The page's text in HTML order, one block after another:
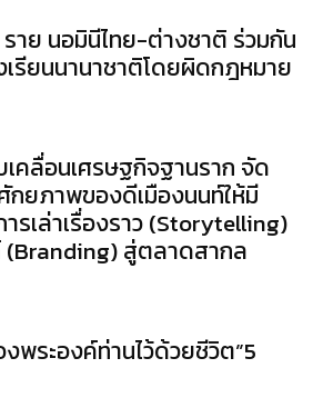
าย นอมินีไทย-ต่างชาติ ร่วมกัน
เรียนนานาชาติโดยผิดกฎหมาย
คลื่อนเศรษฐกิจฐานราก จัด
ยภาพของดีเมืองนนท์ให้มี
รเล่าเรื่องราว (Storytelling)
(Branding) สู่ตลาดสากล
พระองค์ท่านไว้ด้วยชีวิต”5